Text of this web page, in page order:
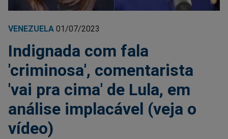
VENEZUELA 01/07/2023
Indignada com fala
'criminosa', comentarista
'vai pra cima' de Lula, em
análise implacável (veja o
vídeo)